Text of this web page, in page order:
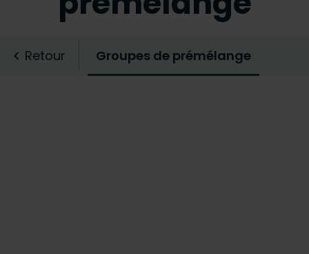
Retour Groupes de prémélange